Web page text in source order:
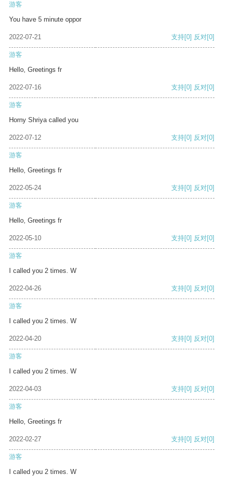
游客
You have 5 minute oppor
2022-07-21 支持[0] 反对[0]
游客
Hello, Greetings fr
2022-07-16 支持[0] 反对[0]
游客
Horny Shriya called you
2022-07-12 支持[0] 反对[0]
游客
Hello, Greetings fr
2022-05-24 支持[0] 反对[0]
游客
Hello, Greetings fr
2022-05-10 支持[0] 反对[0]
游客
I called you 2 times. W
2022-04-26 支持[0] 反对[0]
游客
I called you 2 times. W
2022-04-20 支持[0] 反对[0]
游客
I called you 2 times. W
2022-04-03 支持[0] 反对[0]
游客
Hello, Greetings fr
2022-02-27 支持[0] 反对[0]
游客
I called you 2 times. W